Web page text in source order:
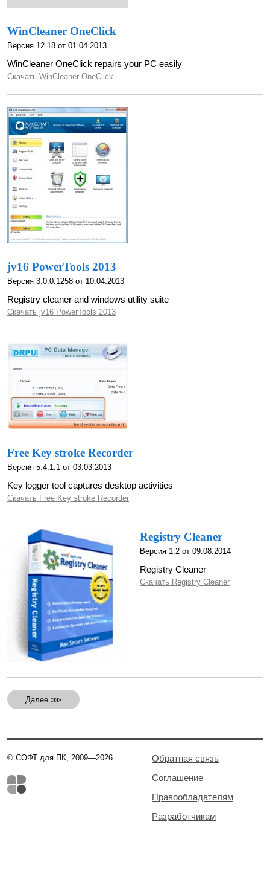
WinCleaner OneClick
Версия 12.18 от 01.04.2013
WinCleaner OneClick repairs your PC easily
Скачать WinCleaner OneClick
jv16 PowerTools 2013
Версия 3.0.0.1258 от 10.04.2013
Registry cleaner and windows utility suite
Скачать jv16 PowerTools 2013
Free Key stroke Recorder
Версия 5.4.1.1 от 03.03.2013
Key logger tool captures desktop activities
Скачать Free Key stroke Recorder
Registry Cleaner
Версия 1.2 от 09.08.2014
Registry Cleaner
Скачать Registry Cleaner
Далее ⋙
© СОФТ для ПК, 2009—2026
Обратная связь
Соглашение
Правообладателям
Разработчикам